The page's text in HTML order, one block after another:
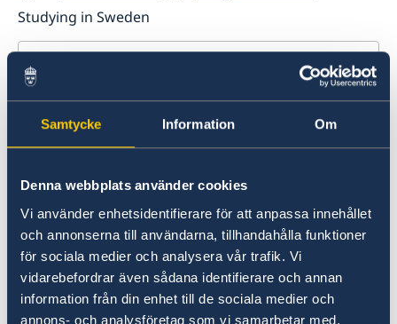
Samtycke Information Om
Denna webbplats använder cookies
Vi använder enhetsidentifierare för att anpassa innehållet
och annonserna till användarna, tillhandahålla funktioner
för sociala medier och analysera vår trafik. Vi
vidarebefordrar även sådana identifierare och annan
information från din enhet till de sociala medier och
annons- och analysföretag som vi samarbetar med.
Studying in Sweden
Fiji
Going to Sweden?
Visiting Sweden
Moving to someone in Sweden
Studying in Sweden
Studying in Sweden
Please contact the Embassy for information on
any local conditions. A link to the Embassy is
found at the bottom of the page.
Basic information about: Studying in